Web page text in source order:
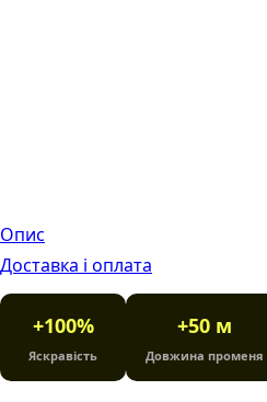
Опис
Доставка і оплата
+100%
Яскравість
+50 м
Довжина променя